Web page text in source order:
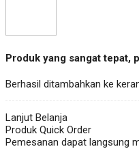
Produk yang sangat tepat,
Berhasil ditambahkan ke
Lanjut Belanja
Produk Quick Order
Pemesanan dapat langsung